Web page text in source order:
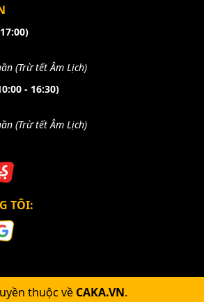
(Trừ tết Âm Lịch)
- 16:30)
(Trừ tết Âm Lịch)
TÔI:
thuộc về CAKA.VN.